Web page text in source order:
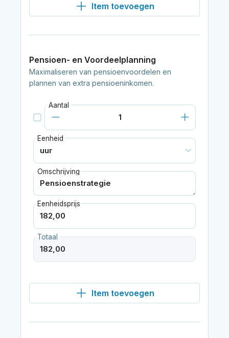
Item toevoegen
Pensioen- en Voordeelplanning
Maximaliseren van pensioenvoordelen en
plannen van extra pensioeninkomen.
Aantal
Eenheid
Omschrijving
Eenheidsprijs
Totaal
Item toevoegen